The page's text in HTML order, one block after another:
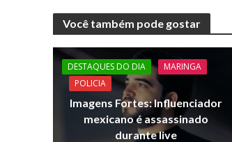
e
b
o
o
k
itt
er
Você também pode gostar
DESTAQUES DO DIA
MARINGA
POLICIA
Imagens Fortes: Influenciador
mexicano é assassinado
durante live